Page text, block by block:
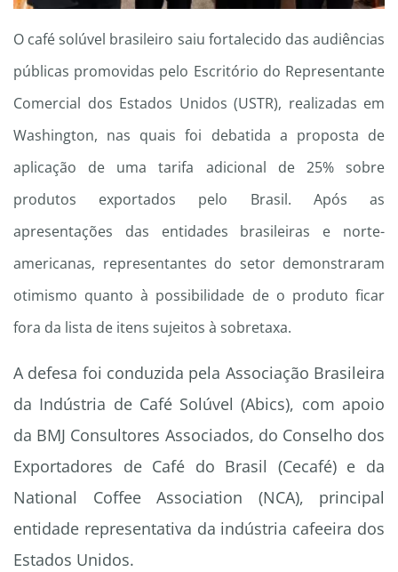
O café solúvel brasileiro saiu fortalecido das audiências
públicas promovidas pelo Escritório do Representante
Comercial dos Estados Unidos (USTR), realizadas em
Washington, nas quais foi debatida a proposta de
aplicação de uma tarifa adicional de 25% sobre
produtos exportados pelo Brasil. Após as
apresentações das entidades brasileiras e norte-
americanas, representantes do setor demonstraram
otimismo quanto à possibilidade de o produto ficar
fora da lista de itens sujeitos à sobretaxa.
A defesa foi conduzida pela Associação Brasileira
da Indústria de Café Solúvel (Abics), com apoio
da BMJ Consultores Associados, do Conselho dos
Exportadores de Café do Brasil (Cecafé) e da
National Coffee Association (NCA), principal
entidade representativa da indústria cafeeira dos
Estados Unidos.